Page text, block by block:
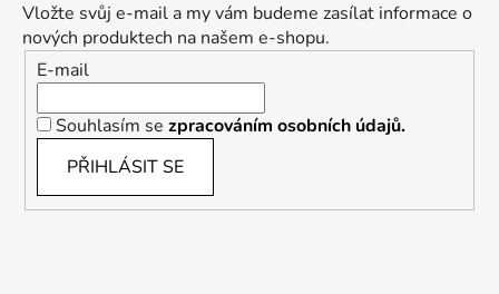
Vložte svůj e-mail a my vám budeme zasílat informace o
nových produktech na našem e-shopu.
E-mail
Souhlasím se zpracováním osobních údajů.
PŘIHLÁSIT SE